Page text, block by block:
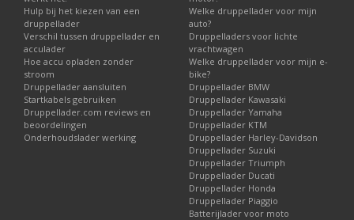
Hulp bij het kiezen van een
druppellader
Verschil tussen druppellader en
acculader
Hoe accu opladen zonder
stroom
Druppellader aansluiten
Startkabels gebruiken
Druppellader.com reviews en
beoordelingen
Onderhoudslader werking
Welke druppellader voor mijn
auto?
Druppelladers voor lichte
vrachtwagen
Welke druppellader voor mijn e-
bike?
Druppellader BMW
Druppellader Kawasaki
Druppellader Yamaha
Druppellader KTM
Druppellader Harley-Davidson
Druppellader Suzuki
Druppellader Triumph
Druppellader Ducati
Druppellader Honda
Druppellader Piaggio
Batterijlader voor moto